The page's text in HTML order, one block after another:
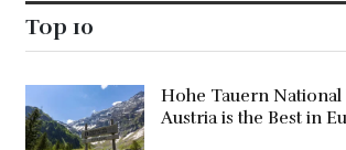
Top 10
Hohe Tauern National
Austria is the Best in